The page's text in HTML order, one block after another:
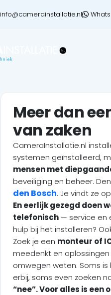
info@camerainstallatie.nl
Meer dan
van zaken
CameraInstallatie.nl
systemen geïnstalleerd,
mensen met
beveiliging en beheer.
den Bosch. Je vindt ze
En eerlijk gezegd doen
telefonisch — service en
hulp bij het installeren?
Zoek je een monteur of
meedenkt en oplossingen
omwegen weten. Soms
erbij, soms even zoeken
“nee”. Voor alles is een